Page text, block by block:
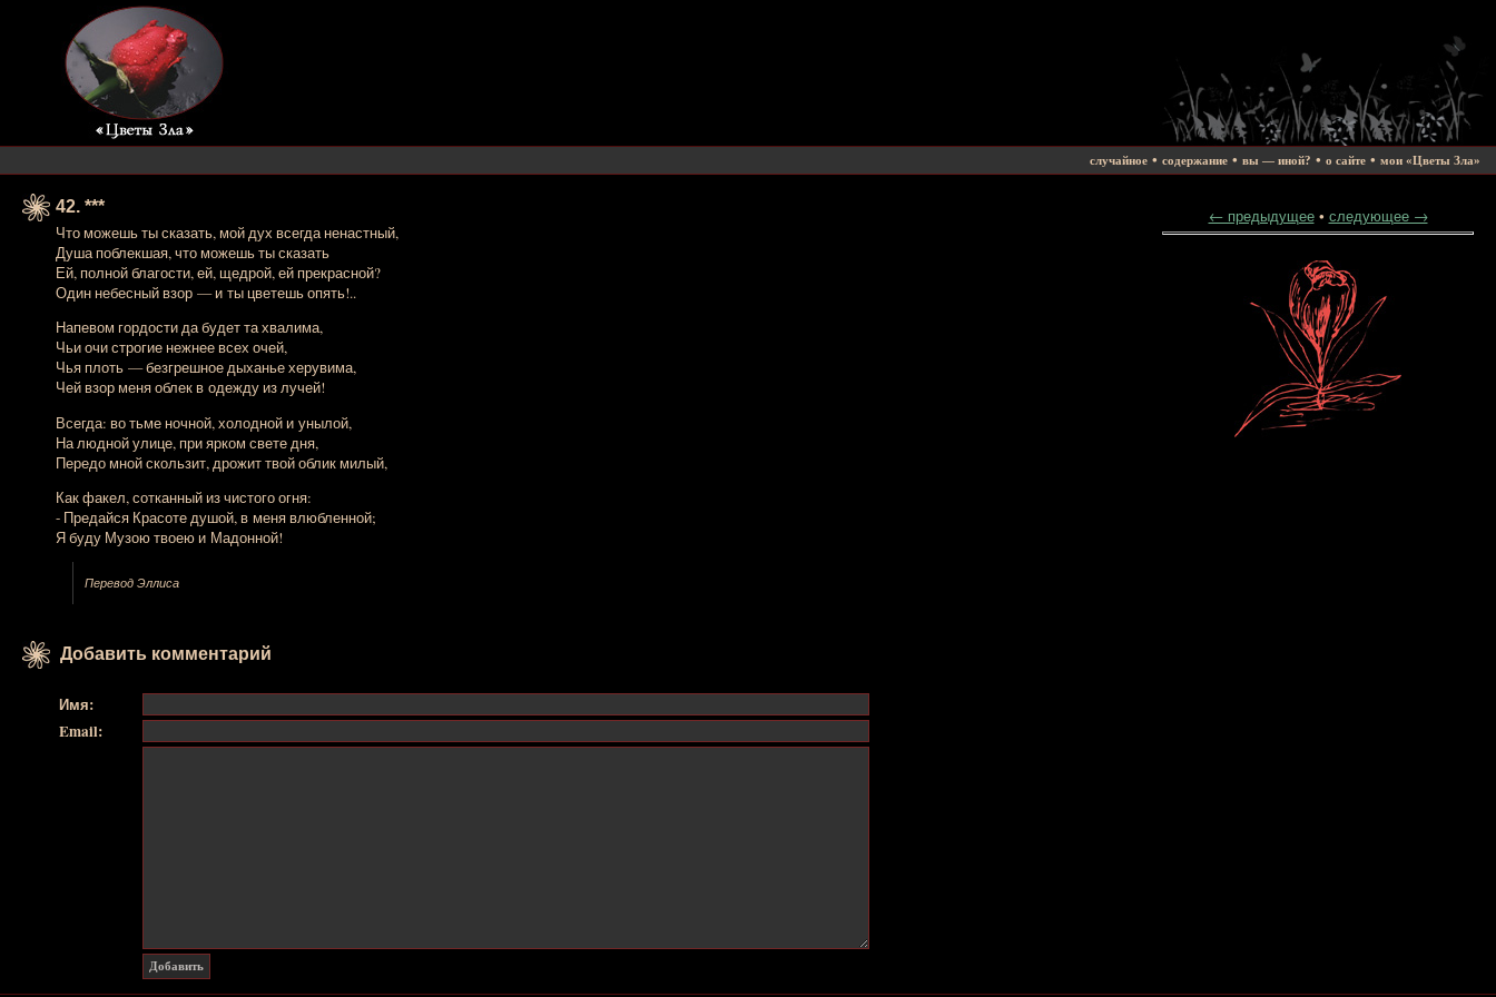
случайное • содержание • вы — иной? • о сайте • мои «Цветы Зла»
42. ***
Что можешь ты сказать, мой дух всегда ненастный,
Душа поблекшая, что можешь ты сказать
Ей, полной благости, ей, щедрой, ей прекрасной?
Один небесный взор — и ты цветешь опять!..
Напевом гордости да будет та хвалима,
Чьи очи строгие нежнее всех очей,
Чья плоть — безгрешное дыханье херувима,
Чей взор меня облек в одежду из лучей!
Всегда: во тьме ночной, холодной и унылой,
На людной улице, при ярком свете дня,
Передо мной скользит, дрожит твой облик милый,
Как факел, сотканный из чистого огня:
- Предайся Красоте душой, в меня влюбленной;
Я буду Музою твоею и Мадонной!
Перевод Эллиса
Добавить комментарий
Имя:
Email:
← предыдущее• следующее →